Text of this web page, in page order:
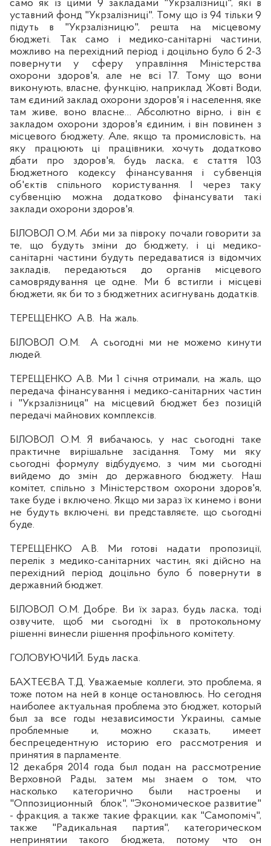
само як із цими 9 закладами "Укрзалізниці", які в
уставний фонд "Укрзалізниці". Тому що із 94 тільки 9
підуть в "Укрзалізницю", решта на місцевому
бюджеті. Так само і медико-санітарні частини,
можливо на перехідний період і доцільно було б 2-3
повернути у сферу управління Міністерства
охорони здоров'я, але не всі 17. Тому що вони
виконують, власне, функцію, наприклад Жовті Води,
там єдиний заклад охорони здоров'я і населення, яке
там живе, воно власне… Абсолютно вірно, і він є
закладом охорони здоров'я єдиним, і він повинен з
місцевого бюджету. Але, якщо та промисловість, на
яку працюють ці працівники, хочуть додатково
дбати про здоров'я, будь ласка, є стаття 103
Бюджетного кодексу фінансування і субвенція
об'єктів спільного користування. І через таку
субвенцію можна додатково фінансувати такі
заклади охорони здоров'я.
БІЛОВОЛ О.М. Аби ми за півроку почали говорити за
те, що будуть зміни до бюджету, і ці медико-
санітарні частини будуть передаватися із відомчих
закладів, передаються до органів місцевого
самоврядування це одне. Ми б встигли і місцеві
бюджети, як би то з бюджетних асигнувань додатків.
ТЕРЕЩЕНКО А.В. На жаль.
Б ІЛОВОЛ О.М.
А сьогодні ми не можемо кинути
людей.
ТЕРЕЩЕНКО А.В. Ми 1 січня отримали, на жаль, що
передача фінансування і медико-санітарних частин
і "Укрзалізниця" на місцевий бюджет без позицій
передачі майнових комплексів.
Б ІЛОВОЛ О.М. Я вибачаюсь, у нас сьогодні таке
практичне вирішальне засідання. Тому ми яку
сьогодні формулу відбудуємо, з чим ми сьогодні
вийдемо до змін до державного бюджету. Наш
комітет, спільно з Міністерством охорони здоров'я,
таке буде і включено. Якщо ми зараз їх кинемо і вони
не будуть включені, ви представляєте, що сьогодні
буде.
ТЕРЕЩЕНКО А.В. Ми готові надати пропозиції,
перелік з медико-санітарних частин, які дійсно на
перехідний періоддоцільно було б повернути в
державний бюджет.
БІЛОВОЛ О.М.Добре. Ви їх зараз, будь ласка, тоді
озвучите, щоб ми сьогодні їх в протокольному
рішенні винесли рішення профільного комітету.
ГОЛОВУЮЧИЙ. Будь ласка.
БАХТЕЄ ВА Т.Д. Уважаемые коллеги, это проблема, я
тоже потом на ней в конце остановлюсь. Но сегодня
наиболее актуальная проблема это бюджет, который
был за все годы независимости Украины, самые
проблемные и, можно сказать, имеет
беспрецедентную историю его рассмотрения и
принятия в парламенте.
12 декабря 2014 года был подан на рассмотрение
Верховной Рады, затем мы знаем о том, что
насколько категорично были настроены и
"Оппозиционный
блок", "Экономическое развитие"
- фракция, а также такие фракции, как "Самопоміч",
также "Радикальная партия", категорическом
непринятии такого бюджета, потому что он